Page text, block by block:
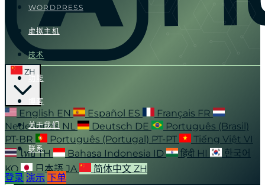
English EN Español ES Français FR
Nederlands NL Deutsch DE
Português (Brasil)
PT-BR
Português (Portugal) PT-PT Tiếng Việt VI
ไทย TH Bahasa Indonesia ID हिंदी HI
한국어
KO
日本語 JA 简体中文 ZH
WORDPRESS
虚拟主机
技术
功能
博客
关于我们
联系
登录 演示 下单